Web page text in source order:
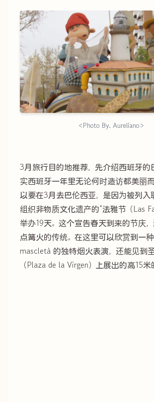
<Photo By. Aureliano>
3月旅行目的地推荐，先介绍西班牙的
实西班牙一年里无论何时造访都美丽
以要在3月去巴伦西亚，是因为被列入
组织非物质文化遗产的”法雅节（Las
举办19天。这个宣告春天到来的节庆
点篝火的传统。在这里可以欣赏到一
mascletà 的独特烟火表演，还能见到
（Plaza de la Virgen）上展出的高15米